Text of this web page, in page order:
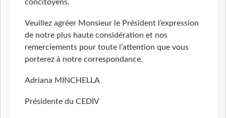
concitoyens.
Veuillez agréer Monsieur le Président l’expression
de notre plus haute considération et nos
remerciements pour toute l’attention que vous
porterez à notre correspondance.
Adriana MINCHELLA
Présidente du CEDIV